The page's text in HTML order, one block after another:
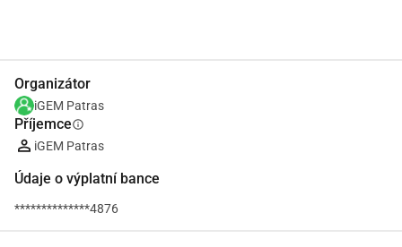
Organizátor
iGEM Patras
Příjemceinfo
iGEM Patras
Údaje o výplatní bance
**************4876